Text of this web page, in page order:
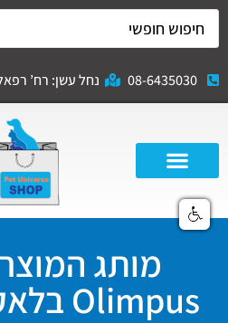
08-6435030 נחל עשן: רח’ רפאל
Olimpus בלאק אולימפוס